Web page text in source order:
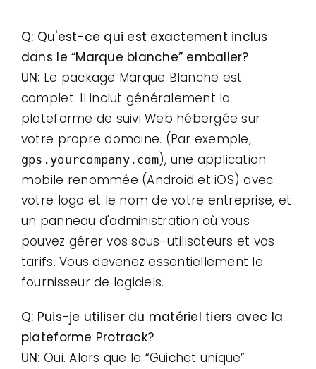
Q: Qu'est-ce qui est exactement inclus
dans le “Marque blanche” emballer?
UN: Le package Marque Blanche est
complet. Il inclut généralement la
plateforme de suivi Web hébergée sur
votre propre domaine. (Par exemple,
gps.yourcompany.com), une application
mobile renommée (Android et iOS) avec
votre logo et le nom de votre entreprise, et
un panneau d'administration où vous
pouvez gérer vos sous-utilisateurs et vos
tarifs. Vous devenez essentiellement le
fournisseur de logiciels.
Q: Puis-je utiliser du matériel tiers avec la
plateforme Protrack?
UN: Oui. Alors que le “Guichet unique”